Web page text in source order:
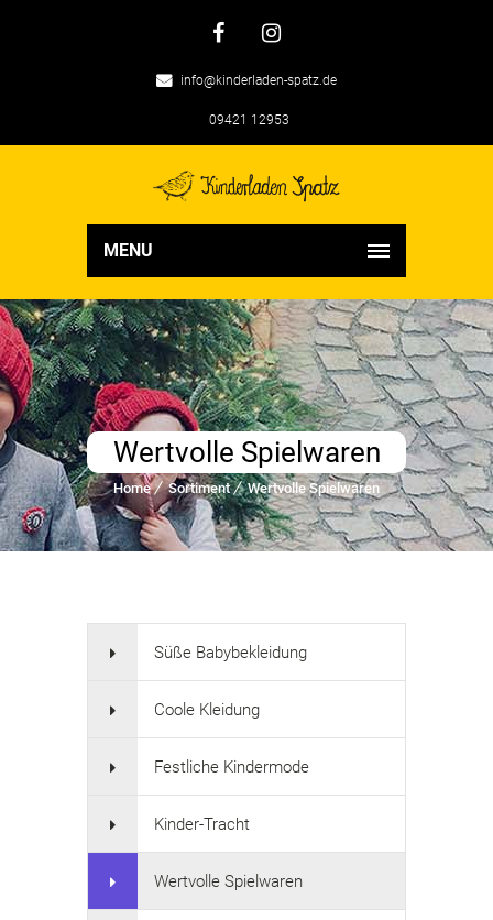
info@kinderladen-spatz.de
09421 12953
MENU
Wertvolle Spielwaren
Home Sortiment Wertvolle Spielwaren
Süße Babybekleidung
Coole Kleidung
Festliche Kindermode
Kinder-Tracht
Wertvolle Spielwaren